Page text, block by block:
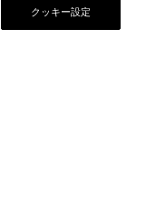
クッキー設定